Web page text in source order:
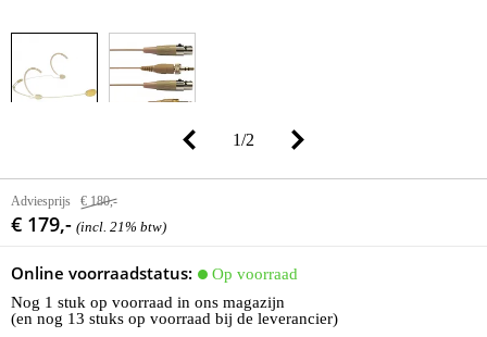
1/2
Adviesprijs € 180,-
€ 179,- (incl. 21% btw)
Online voorraadstatus:
Op voorraad
Nog 1 stuk op voorraad in ons magazijn
(en nog 13 stuks op voorraad bij de leverancier)